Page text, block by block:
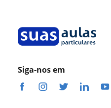
Siga-nos em